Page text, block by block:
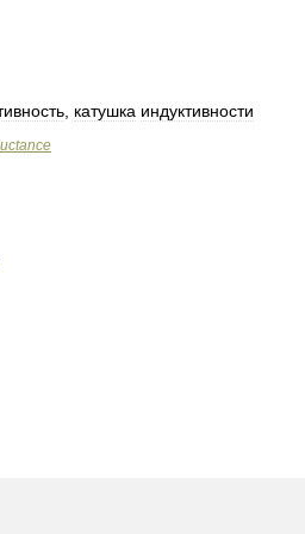
катушка индуктивности